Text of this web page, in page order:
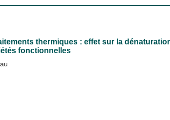
thermiques : effet sur la
fonctionnelles